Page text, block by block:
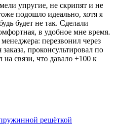
упругие, не скрипят и не
подошло идеально, хотя я
будет не так. Сделали
в удобное мне время.
перезвонил через
проконсультировал по
связи, что давало +100 к
решёткой